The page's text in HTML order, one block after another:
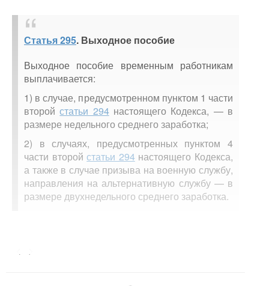
Статья 295. Выходное пособие
Выходное пособие временным работникам
выплачивается:
1) в случае, предусмотренном пунктом 1 части
второйстатьи 294настоящего Кодекса, — в
размере недельного среднего заработка;
2) в случаях, предусмотренных пунктом 4
части второйстатьи 294настоящего Кодекса,
а также в случае призыва на военную службу,
направления на альтернативную службу — в
размере двухнедельного среднего заработка.